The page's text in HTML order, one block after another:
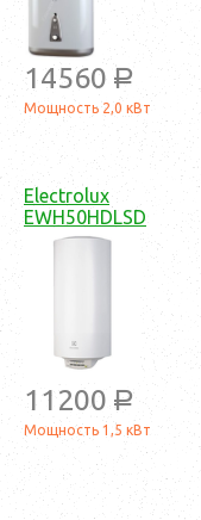
14560 a
Мощность 2,0 кВт
Electrolux
EWH50HDLSD
11200 a
Мощность 1,5 кВт